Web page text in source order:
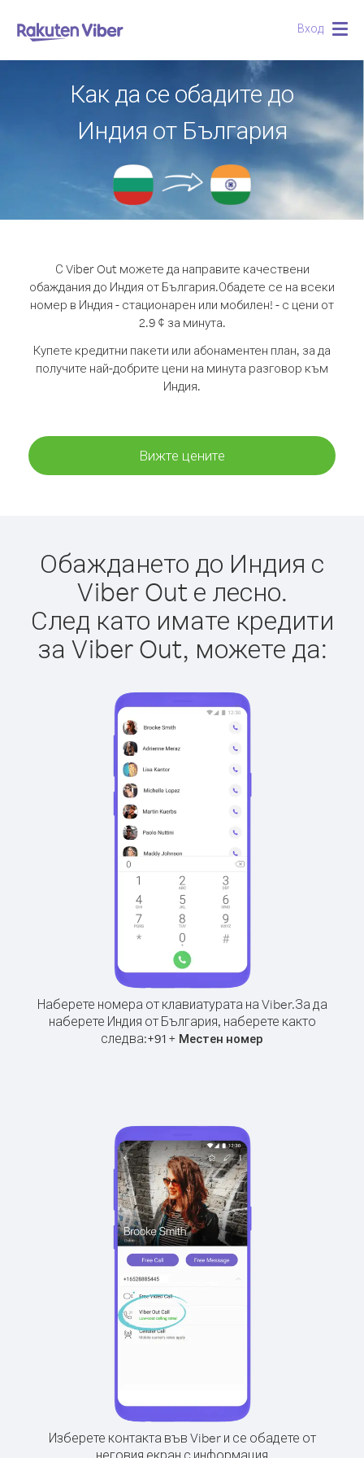
Вход
Как да се обадите до
Индия от България
С Viber Out можете да направите качествени
обаждания до Индия от България.Обадете се на всеки
номер в Индия - стационарен или мобилен! - с цени от
2.9 ¢ за минута.
Купете кредитни пакети или абонаментен план, за да
получите най-добрите цени на минута разговор към
Индия.
Вижте цените
Обаждането до Индия с
Viber Out е лесно.
След като имате кредити
за Viber Out, можете да:
Наберете номера от клавиатурата на Viber.За да
наберете Индия от България, наберете както
следва:+91 + Местен номер
Изберете контакта във Viber и се обадете от
неговия екран с информация